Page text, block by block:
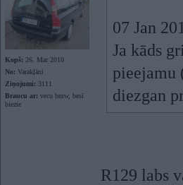
Kopš: 26. Mar 2010
No: Varakļāni
Ziņojumi: 3111
Braucu ar: vecu bmw, besī
biezie
07 Jan
Ja kāds
pieejamu
diezgan
R129 labs